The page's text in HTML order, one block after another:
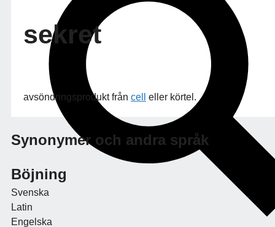
sekret
avsöndringsprodukt från cell eller körtel.
Synonymer och andra språk
Böjning
Svenska
Latin
Engelska